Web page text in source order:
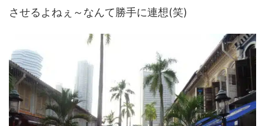
させるよねぇ～なんて勝手に連想(笑)